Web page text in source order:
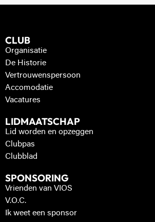
CLUB
Organisatie
De Historie
Vertrouwenspersoon
Accomodatie
Vacatures
LIDMAATSCHAP
Lid worden en opzeggen
Clubpas
Clubblad
SPONSORING
Vrienden van VIOS
V.O.C.
Ik weet een sponsor